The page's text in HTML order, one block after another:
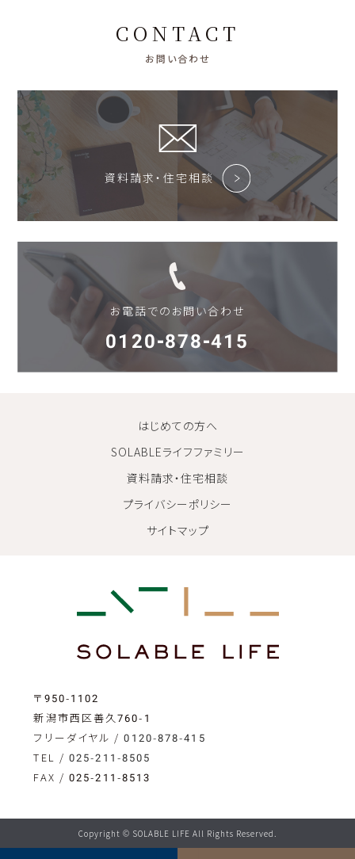
CONTACT
お問い合わせ
資料請求・住宅相談
お電話でのお問い合わせ
0120-878-415
はじめての方へ
SOLABLEライフファミリー
資料請求・住宅相談
プライバシーポリシー
サイトマップ
〒950-1102
新潟市西区善久760-1
フリーダイヤル /0120-878-415
TEL /025-211-8505
FAX / 025-211-8513
Copyright © SOLABLE LIFE All Rights Reserved.